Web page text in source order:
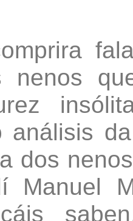
nenos
análisis
dos
Manuel